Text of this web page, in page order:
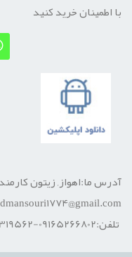
با اطمینان خرید کنید
آدرس ما:اهواز, زیتون
تلفن:09165266802-09169319562